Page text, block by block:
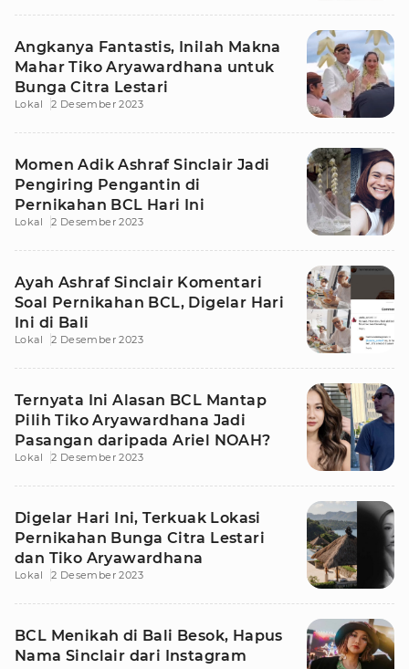
Angkanya Fantastis, Inilah Makna
Mahar Tiko Aryawardhana untuk
Bunga Citra Lestari
Lokal 2 Desember 2023
Momen Adik Ashraf Sinclair Jadi
Pengiring Pengantin di
Pernikahan BCL Hari Ini
Lokal 2 Desember 2023
Ayah Ashraf Sinclair Komentari
Soal Pernikahan BCL, Digelar Hari
Ini di Bali
Lokal 2 Desember 2023
Ternyata Ini Alasan BCL Mantap
Pilih Tiko Aryawardhana Jadi
Pasangan daripada Ariel NOAH?
Lokal 2 Desember 2023
Digelar Hari Ini, Terkuak Lokasi
Pernikahan Bunga Citra Lestari
dan Tiko Aryawardhana
Lokal 2 Desember 2023
BCL Menikah di Bali Besok, Hapus
Nama Sinclair dari Instagram